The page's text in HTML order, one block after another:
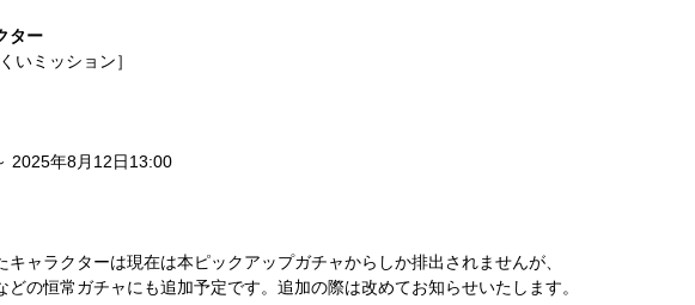
ター
いミッション］
2025年8月12日13:00
キャラクターは現在は本ピックアップガチャからしか排出されませんが、
の恒常ガチャにも追加予定です。追加の際は改めてお知らせいたします。